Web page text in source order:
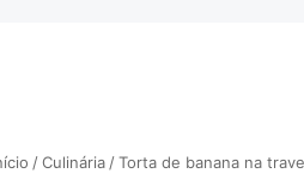
/ Culinária / Torta de banana na